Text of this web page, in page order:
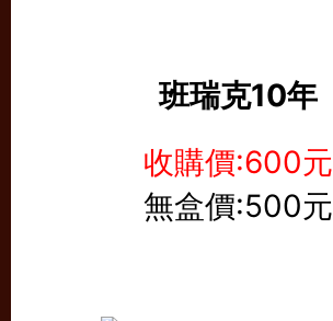
班瑞克10年
收購價:600元
無盒價:500元